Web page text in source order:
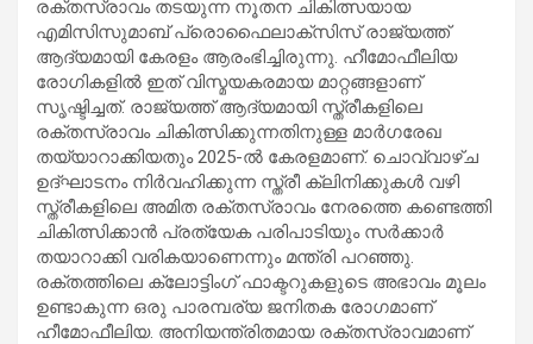
രക്തസ്രാവം തടയുന്ന നൂതന ചികിത്സയായ
എമിസിസുമാബ് പ്രൊഫൈലാക്‌സിസ് രാജ്യത്ത്
ആദ്യമായി കേരളം ആരംഭിച്ചിരുന്നു. ഹീമോഫീലിയ
രോഗികളില്‍ ഇത് വിസ്മയകരമായ മാറ്റങ്ങളാണ്
സൃഷ്ടിച്ചത്. രാജ്യത്ത് ആദ്യമായി സ്ത്രീകളിലെ
രക്തസ്രാവം ചികിത്സിക്കുന്നതിനുള്ള മാര്‍ഗരേഖ
തയ്യാറാക്കിയതും 2025-ല്‍ കേരളമാണ്. ചൊവ്വാഴ്ച
ഉദ്ഘാടനം നിര്‍വഹിക്കുന്ന സ്ത്രീ ക്ലിനിക്കുകള്‍ വഴി
സ്ത്രീകളിലെ അമിത രക്തസ്രാവം നേരത്തെ കണ്ടെത്തി
ചികിത്സിക്കാന്‍ പ്രത്യേക പരിപാടിയും സര്‍ക്കാര്‍
തയാറാക്കി വരികയാണെന്നും മന്ത്രി പറഞ്ഞു.
രക്തത്തിലെ ക്ലോട്ടിംഗ് ഫാക്ടറുകളുടെ അഭാവം മൂലം
ഉണ്ടാകുന്ന ഒരു പാരമ്പര്യ ജനിതക രോഗമാണ്
ഹീമോഫീലിയ. അനിയന്ത്രിതമായ രക്തസ്രാവമാണ്